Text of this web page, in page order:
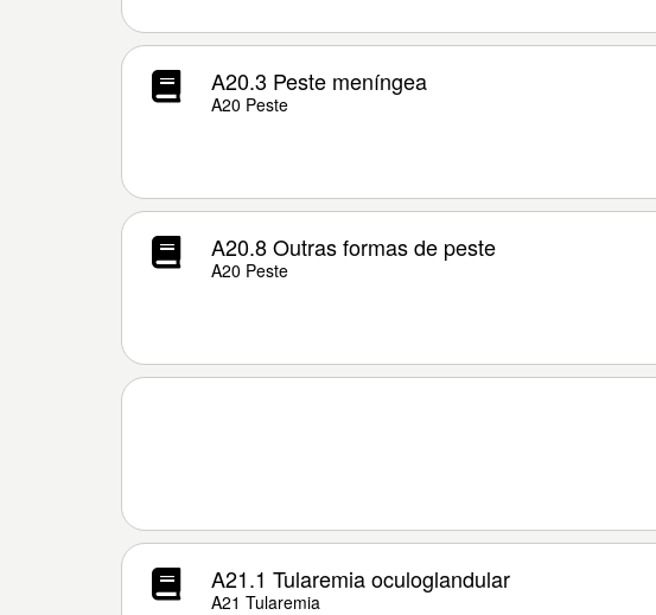
A20.3 Peste meníngea
A20 Peste
A20.8 Outras formas de peste
A20 Peste
A21.1 Tularemia oculoglandular
A21 Tularemia